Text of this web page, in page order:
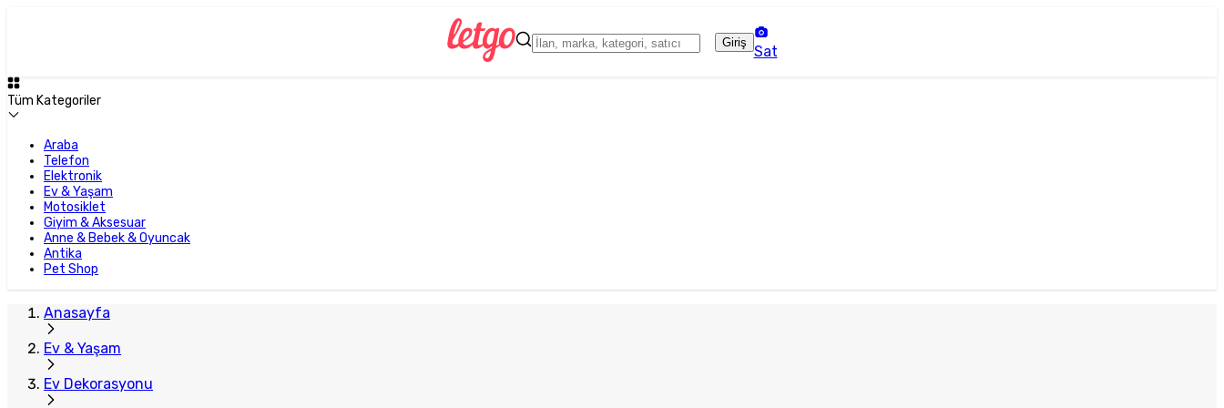
Giriş
Sat
Tüm Kategoriler
Araba
Telefon
Elektronik
Ev & Yaşam
Motosiklet
Giyim & Aksesuar
Anne & Bebek & Oyuncak
Antika
Pet Shop
Anasayfa
Ev & Yaşam
Ev Dekorasyonu